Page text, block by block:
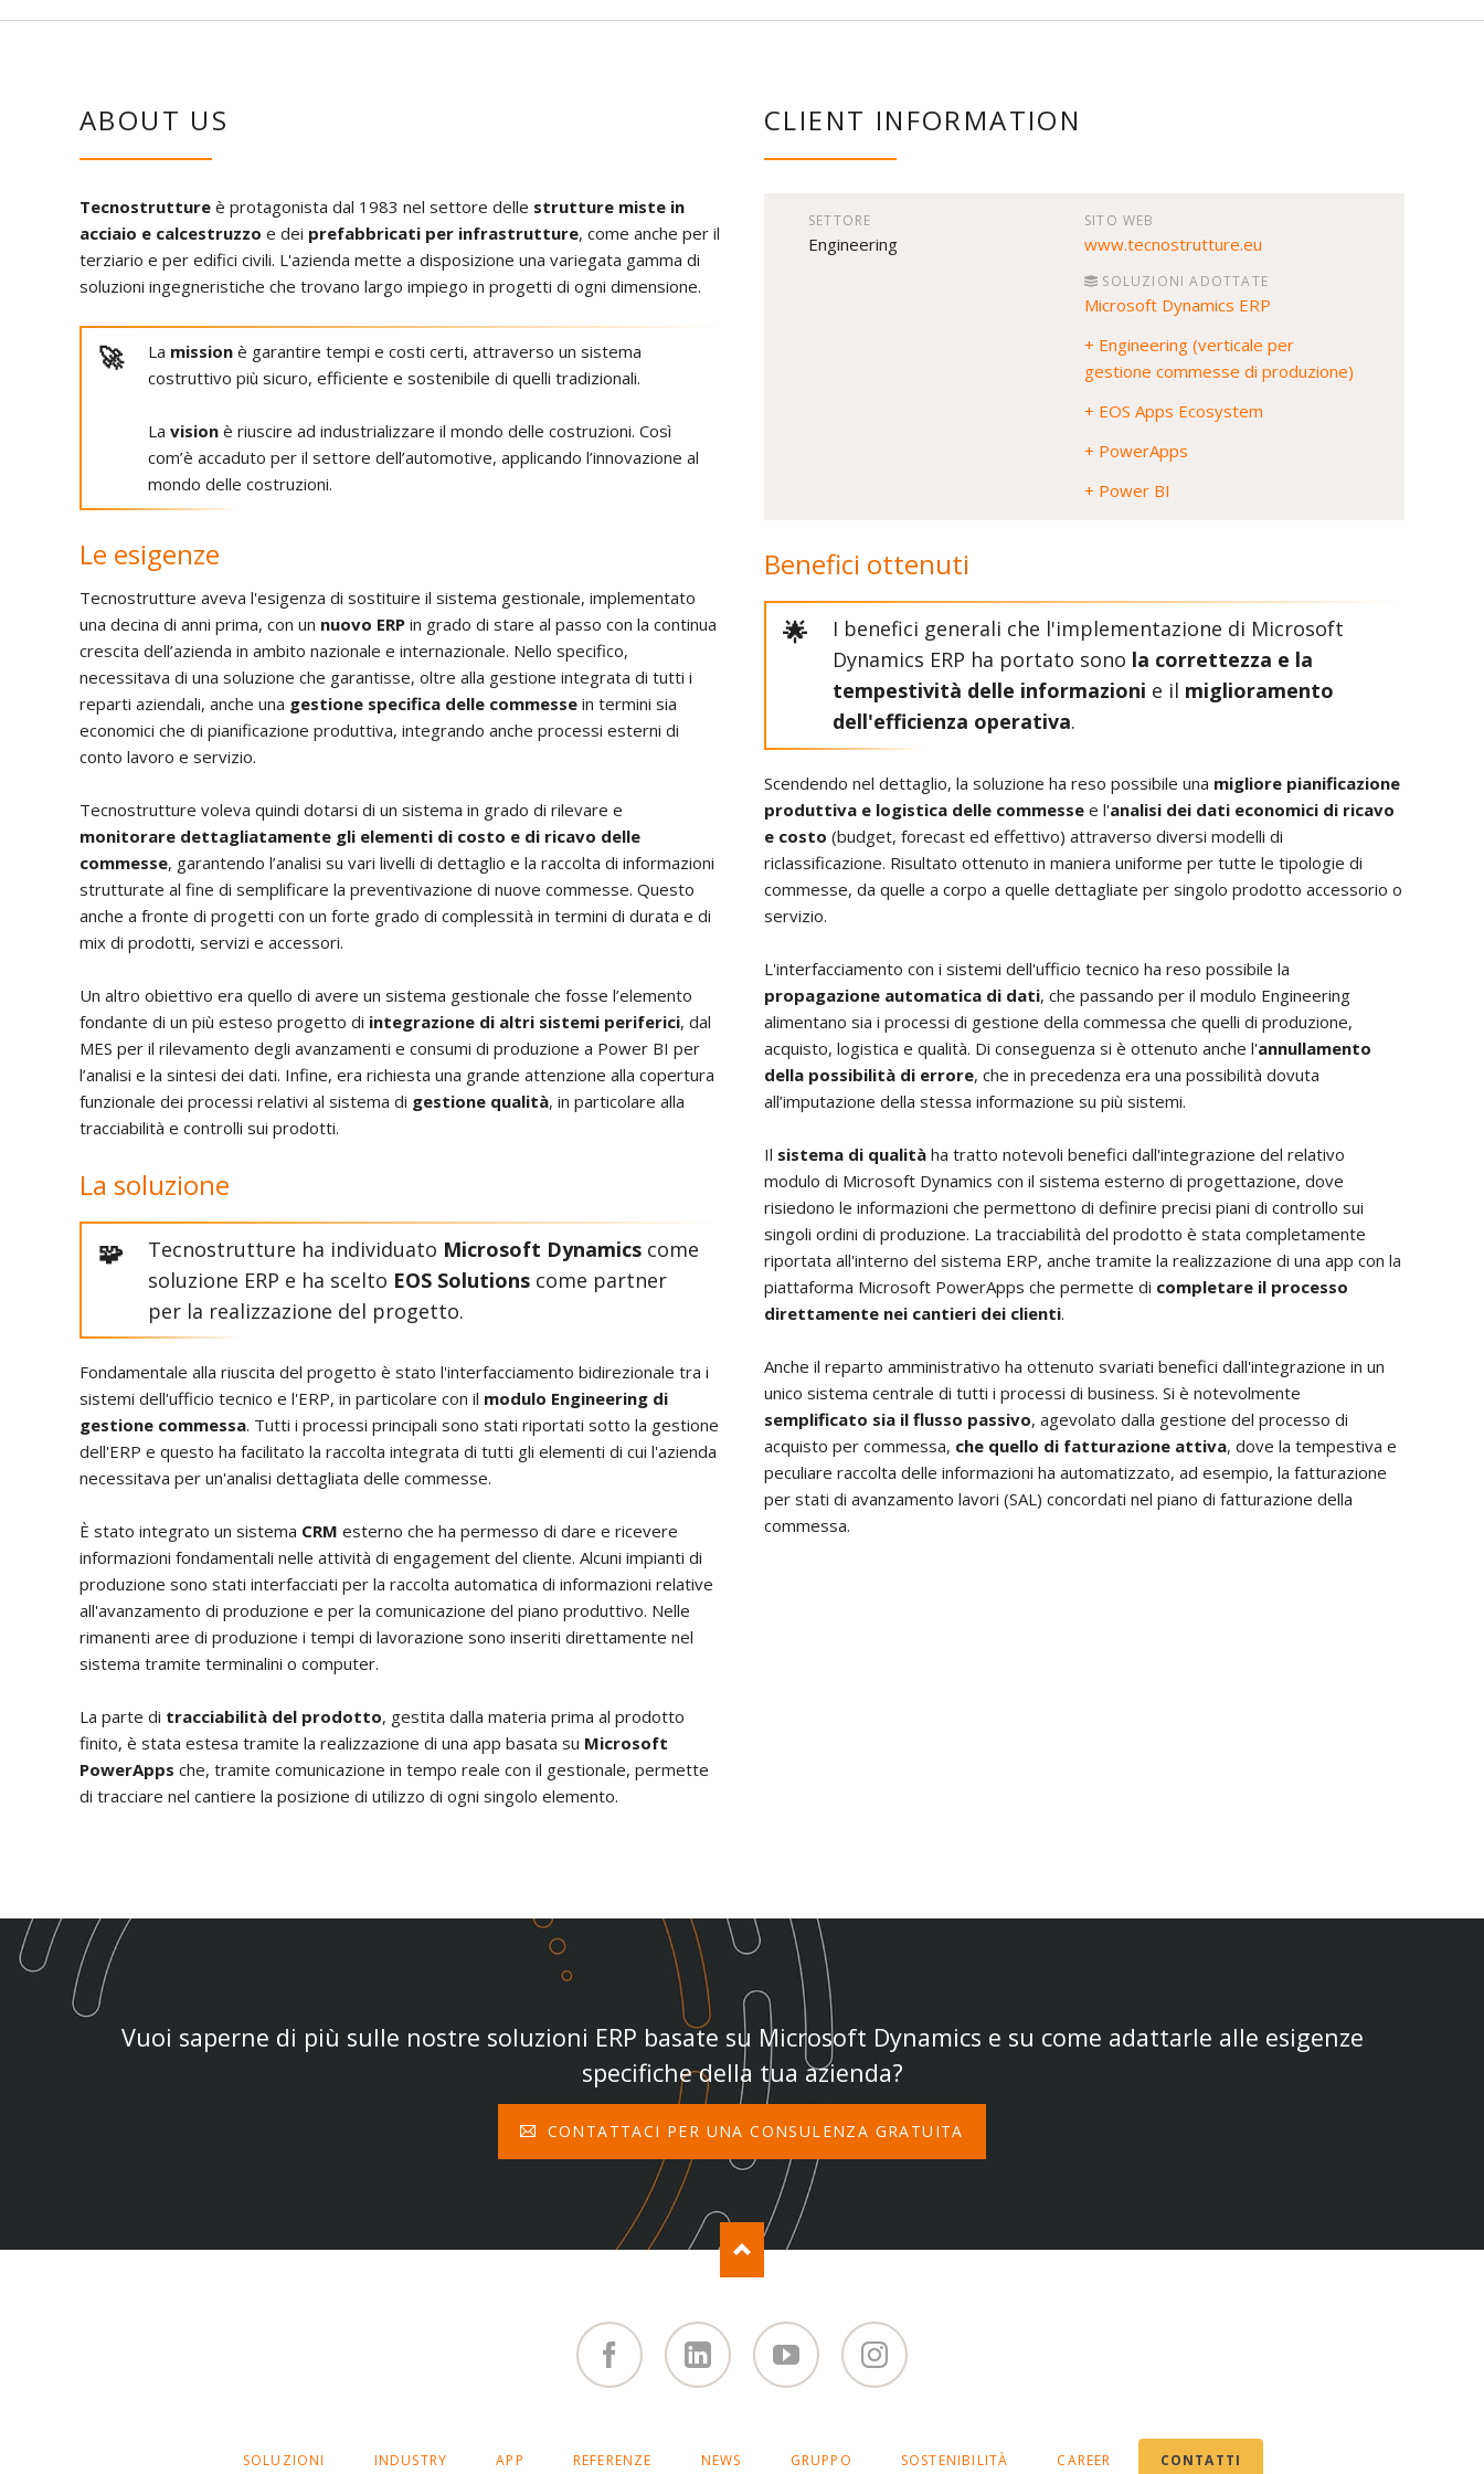
ABOUT US
Tecnostrutture è protagonista dal 1983 nel settore delle strutture miste in
acciaio e calcestruzzo e dei prefabbricati per infrastrutture, come anche per il
terziario e per edifici civili. L'azienda mette a disposizione una variegata gamma di
soluzioni ingegneristiche che trovano largo impiego in progetti di ogni dimensione.
La mission è garantire tempi e costi certi, attraverso un sistema
costruttivo più sicuro, efficiente e sostenibile di quelli tradizionali.
La vision è riuscire ad industrializzare il mondo delle costruzioni. Così
com’è accaduto per il settore dell’automotive, applicando l’innovazione al
mondo delle costruzioni.
Le esigenze
Tecnostrutture aveva l'esigenza di sostituire il sistema gestionale, implementato
una decina di anni prima, con un nuovo ERP in grado di stare al passo con la continua
crescita dell’azienda in ambito nazionale e internazionale. Nello specifico,
necessitava di una soluzione che garantisse, oltre alla gestione integrata di tutti i
reparti aziendali, anche una gestione specifica delle commesse in termini sia
economici che di pianificazione produttiva, integrando anche processi esterni di
conto lavoro e servizio.
Tecnostrutture voleva quindi dotarsi di un sistema in grado di rilevare e
monitorare dettagliatamente gli elementi di costo e di ricavo delle
commesse, garantendo l’analisi su vari livelli di dettaglio e la raccolta di informazioni
strutturate al fine di semplificare la preventivazione di nuove commesse. Questo
anche a fronte di progetti con un forte grado di complessità in termini di durata e di
mix di prodotti, servizi e accessori.
Un altro obiettivo era quello di avere un sistema gestionale che fosse l’elemento
fondante di un più esteso progetto di integrazione di altri sistemi periferici, dal
MES per il rilevamento degli avanzamenti e consumi di produzione a Power BI per
l’analisi e la sintesi dei dati. Infine, era richiesta una grande attenzione alla copertura
funzionale dei processi relativi al sistema di gestione qualità, in particolare alla
tracciabilità e controlli sui prodotti.
La soluzione
Tecnostrutture ha individuato Microsoft Dynamics come
soluzione ERP e ha scelto EOS Solutions come partner
per la realizzazione del progetto.
Fondamentale alla riuscita del progetto è stato l'interfacciamento bidirezionale tra i
sistemi dell'ufficio tecnico e l'ERP, in particolare con il modulo Engineering di
gestione commessa. Tutti i processi principali sono stati riportati sotto la gestione
dell'ERP e questo ha facilitato la raccolta integrata di tutti gli elementi di cui l'azienda
necessitava per un'analisi dettagliata delle commesse.
È stato integrato un sistema CRM esterno che ha permesso di dare e ricevere
informazioni fondamentali nelle attività di engagement del cliente. Alcuni impianti di
produzione sono stati interfacciati per la raccolta automatica di informazioni relative
all'avanzamento di produzione e per la comunicazione del piano produttivo. Nelle
rimanenti aree di produzione i tempi di lavorazione sono inseriti direttamente nel
sistema tramite terminalini o computer.
La parte di tracciabilità del prodotto, gestita dalla materia prima al prodotto
finito, è stata estesa tramite la realizzazione di una app basata su Microsoft
PowerApps che, tramite comunicazione in tempo reale con il gestionale, permette
di tracciare nel cantiere la posizione di utilizzo di ogni singolo elemento.
CLIENT INFORMATION
SETTORE
Engineering
SITO WEB
www.tecnostrutture.eu
SOLUZIONI ADOTTATE
Microsoft Dynamics ERP
+ Engineering (verticale per
gestione commesse di produzione)
+ EOS Apps Ecosystem
+ PowerApps
+ Power BI
Benefici ottenuti
I benefici generali che l'implementazione di Microsoft
Dynamics ERP ha portato sono la correttezza e la
tempestività delle informazioni e il miglioramento
dell'efficienza operativa.
Scendendo nel dettaglio, la soluzione ha reso possibile una migliore pianificazione
produttiva e logistica delle commessee l'analisi dei dati economici di ricavo
e costo (budget, forecast ed effettivo) attraverso diversi modelli di
riclassificazione. Risultato ottenuto in maniera uniforme per tutte le tipologie di
commesse, da quelle a corpo a quelle dettagliate per singolo prodotto accessorio o
servizio.
L'interfacciamento con i sistemi dell'ufficio tecnico ha reso possibile la
propagazione automatica di dati, che passando per il modulo Engineering
alimentano sia i processi di gestione della commessa che quelli di produzione,
acquisto, logistica e qualità. Di conseguenza si è ottenuto anche l'annullamento
della possibilità di errore, che in precedenza era una possibilità dovuta
all’imputazione della stessa informazione su più sistemi.
Il sistema di qualitàha tratto notevoli benefici dall'integrazione del relativo
modulo di Microsoft Dynamics con il sistema esterno di progettazione, dove
risiedono le informazioni che permettono di definire precisi piani di controllo sui
singoli ordini di produzione. La tracciabilità del prodotto è stata completamente
riportata all'interno del sistema ERP, anche tramite la realizzazione di una app con la
piattaforma Microsoft PowerApps che permette di completare il processo
direttamente nei cantieri dei clienti.
Anche il reparto amministrativo ha ottenuto svariati benefici dall'integrazione in un
unico sistema centrale di tutti i processi di business. Si è notevolmente
semplificato sia il flusso passivo, agevolato dalla gestione del processo di
acquisto per commessa, che quello di fatturazione attiva, dove la tempestiva e
peculiare raccolta delle informazioni ha automatizzato, ad esempio, la fatturazione
per stati di avanzamento lavori (SAL) concordati nel piano di fatturazione della
commessa.
Vuoi saperne di più sulle nostre soluzioni ERP basate su Microsoft Dynamics e su come adattarle alle esigenze
specifiche della tua azienda?
CONTATTACI PER UNA CONSULENZA GRATUITA
SOLUZIONI INDUSTRY APP REFERENZE NEWS GRUPPO SOSTENIBILITÀ CAREER CONTATTI